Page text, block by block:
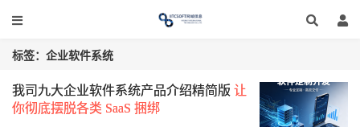
标签：企业软件系统
我司九大企业软件系统产品介绍精简版 让
你彻底摆脱各类 SaaS 捆绑